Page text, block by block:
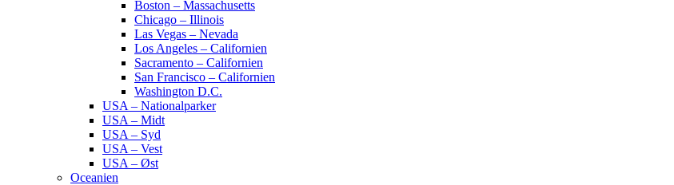
Boston – Massachusetts
Chicago – Illinois
Las Vegas – Nevada
Los Angeles – Californien
Sacramento – Californien
San Francisco – Californien
Washington D.C.
USA – Nationalparker
USA – Midt
USA – Syd
USA – Vest
USA – Øst
Oceanien